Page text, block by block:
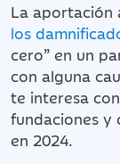
La aportación
los
cero” en un
con alguna
te interesa
fundaciones y
en 2024.